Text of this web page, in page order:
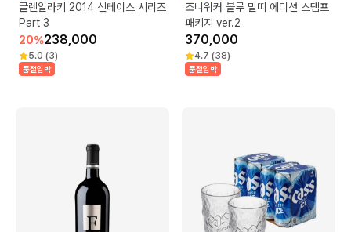
글렌알라키 2014 신테이스 시리즈
Part 3
20%238,000
5.0 (3)
품절임박
조니워커 블루 말띠 에디션 스탬프
패키지 ver.2
370,000
4.7 (38)
품절임박